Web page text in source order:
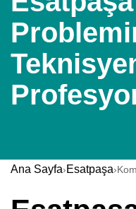
Ana Sayfa›Esatpaşa›